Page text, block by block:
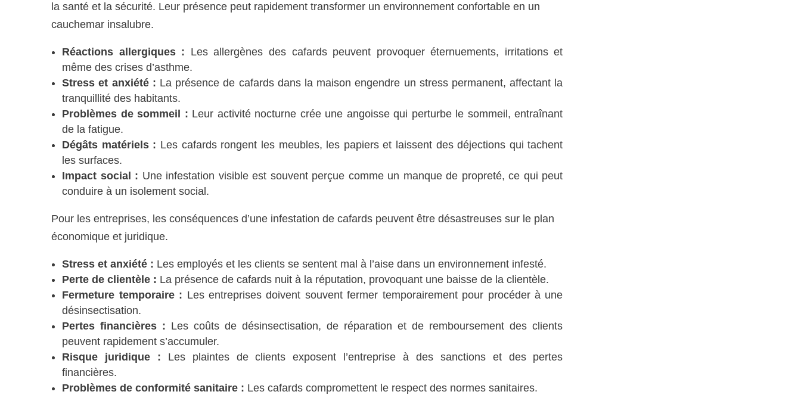
la santé et la sécurité. Leur présence peut rapidement transformer un environnement confortable en un
cauchemar insalubre.
Réactions allergiques : Les allergènes des cafards peuvent provoquer éternuements, irritations et
même des crises d’asthme.
Stress et anxiété : La présence de cafards dans la maison engendre un stress permanent, affectant la
tranquillité des habitants.
Problèmes de sommeil : Leur activité nocturne crée une angoisse qui perturbe le sommeil, entraînant
de la fatigue.
Dégâts matériels : Les cafards rongent les meubles, les papiers et laissent des déjections qui tachent
les surfaces.
Impact social : Une infestation visible est souvent perçue comme un manque de propreté, ce qui peut
conduire à un isolement social.
Pour les entreprises, les conséquences d’une infestation de cafards peuvent être désastreuses sur le plan
économique et juridique.
Stress et anxiété : Les employés et les clients se sentent mal à l’aise dans un environnement infesté.
Perte de clientèle : La présence de cafards nuit à la réputation, provoquant une baisse de la clientèle.
Fermeture temporaire : Les entreprises doivent souvent fermer temporairement pour procéder à une
désinsectisation.
Pertes financières : Les coûts de désinsectisation, de réparation et de remboursement des clients
peuvent rapidement s’accumuler.
Risque juridique : Les plaintes de clients exposent l’entreprise à des sanctions et des pertes
financières.
Problèmes de conformité sanitaire : Les cafards compromettent le respect des normes sanitaires.